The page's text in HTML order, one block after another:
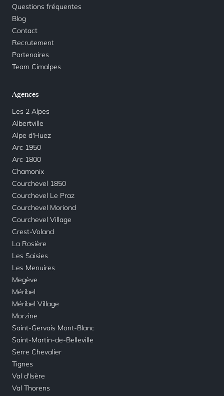
Questions fréquentes
Blog
Contact
Recrutement
Partenaires
Team Cimalpes
Agences
Les 2 Alpes
Albertville
Alpe d'Huez
Arc 1950
Arc 1800
Chamonix
Courchevel 1850
Courchevel Le Praz
Courchevel Moriond
Courchevel Village
Crest-Voland
La Rosière
Les Saisies
Les Menuires
Megève
Méribel
Méribel Village
Morzine
Saint-Gervais Mont-Blanc
Saint-Martin-de-Belleville
Serre Chevalier
Tignes
Val d'Isère
Val Thorens